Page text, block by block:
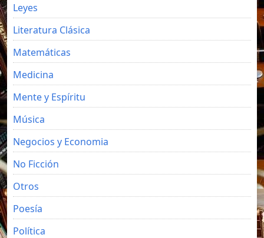
Leyes
Literatura Clásica
Matemáticas
Medicina
Mente y Espíritu
Música
Negocios y Economia
No Ficción
Otros
Poesía
Política